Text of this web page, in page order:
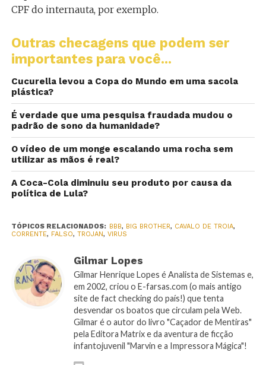
CPF do internauta, por exemplo.
Outras checagens que podem ser
importantes para você...
Cucurella levou a Copa do Mundo em uma sacola
plástica?
É verdade que uma pesquisa fraudada mudou o
padrão de sono da humanidade?
O vídeo de um monge escalando uma rocha sem
utilizar as mãos é real?
A Coca-Cola diminuiu seu produto por causa da
política de Lula?
TÓPICOS RELACIONADOS: BBB, BIG BROTHER, CAVALO DE TROIA,
CORRENTE, FALSO, TROJAN, VIRUS
Gilmar Lopes
Gilmar Henrique Lopes é Analista de Sistemas e,
em 2002, criou o E-farsas.com (o mais antigo
site de fact checking do país!) que tenta
desvendar os boatos que circulam pela Web.
Gilmar é o autor do livro "Caçador de Mentiras"
pela Editora Matrix e da aventura de ficção
infantojuvenil "Marvin e a Impressora Mágica"!